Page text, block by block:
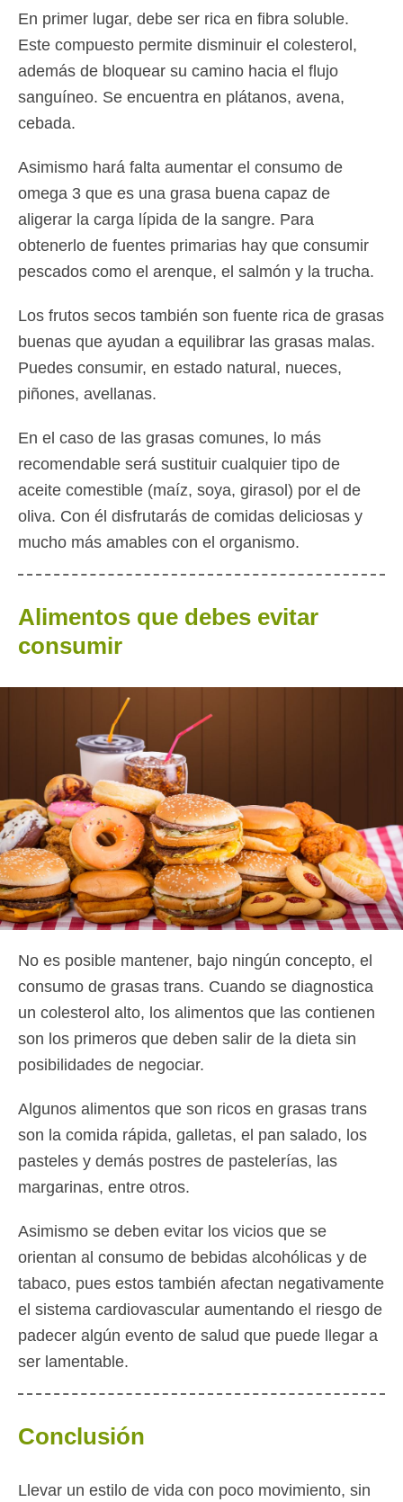
En primer lugar, debe ser rica en fibra soluble.
Este compuesto permite disminuir el colesterol,
además de bloquear su camino hacia el flujo
sanguíneo. Se encuentra en plátanos, avena,
cebada.
Asimismo hará falta aumentar el consumo de
omega 3 que es una grasa buena capaz de
aligerar la carga lípida de la sangre. Para
obtenerlo de fuentes primarias hay que consumir
pescados como el arenque, el salmón y la trucha.
Los frutos secos también son fuente rica de grasas
buenas que ayudan a equilibrar las grasas malas.
Puedes consumir, en estado natural, nueces,
piñones, avellanas.
En el caso de las grasas comunes, lo más
recomendable será sustituir cualquier tipo de
aceite comestible (maíz, soya, girasol) por el de
oliva. Con él disfrutarás de comidas deliciosas y
mucho más amables con el organismo.
Alimentos que debes evitar
consumir
No es posible mantener, bajo ningún concepto, el
consumo de grasas trans. Cuando se diagnostica
un colesterol alto, los alimentos que las contienen
son los primeros que deben salir de la dieta sin
posibilidades de negociar.
Algunos alimentos que son ricos en grasas trans
son la comida rápida, galletas, el pan salado, los
pasteles y demás postres de pastelerías, las
margarinas, entre otros.
Asimismo se deben evitar los vicios que se
orientan al consumo de bebidas alcohólicas y de
tabaco, pues estos también afectan negativamente
el sistema cardiovascular aumentando el riesgo de
padecer algún evento de salud que puede llegar a
ser lamentable.
Conclusión
Llevar un estilo de vida con poco movimiento, sin